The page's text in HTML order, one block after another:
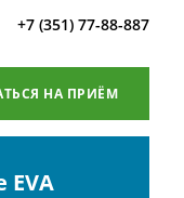
+7 (351) 77-88-887
НА ПРИЁМ
EVA